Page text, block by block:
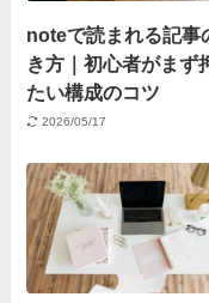
noteで読まれる記事
き方｜初心者がまず
たい構成のコツ
2026/05/17